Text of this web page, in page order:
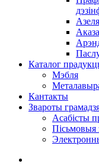
Каталог
Мэбля
Кантакты
Звароты
Асабісты
Пісьмовыя